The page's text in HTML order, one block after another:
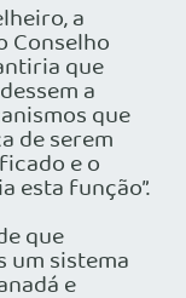
a
Conselho
que
a
que
de serem
e o
esta função”.
que
um sistema
e